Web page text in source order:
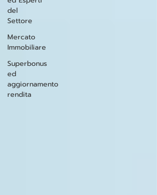
del
Settore
Mercato
Immobiliare
Superbonus
ed
aggiornamento
rendita